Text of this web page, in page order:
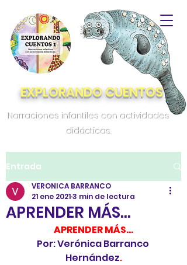
EXPLORANDO CUENTOS
Narraciones infantiles con actividades
didácticas.
Entrada
APRENDER MÁS…
VERONICA BARRANCO
21 ene 20213 min de lectura
APRENDER MÁS…
Por: Verónica Barranco
Hernández.